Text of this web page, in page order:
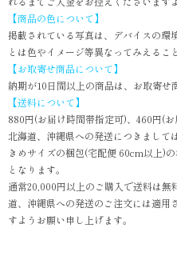
【商品の色について】
掲載されている写真は、デバイスの環
とは色やイメージ等異なってみえるこ
【お取寄せ商品について】
納期が10日間以上の商品は、お取寄せ
【送料について】
880円(お届け時間帯指定可)、460円(
北海道、沖縄県への発送につきまして
きめサイズの梱包(宅配便 60cm以上)
となります。
通常20,000円以上のご購入で送料は
道、沖縄県への発送のご注文には適用
すようお願い申し上げます。